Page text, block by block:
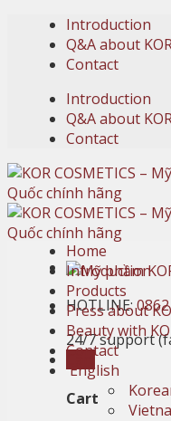
content
Introduction
Q&A about
Contact
Introduction
Q&A about
Contact
HOTLINE:
24/7 support
Cart
Home
Introduction
Products
Press about
Beauty with
Contact
English